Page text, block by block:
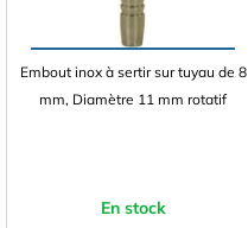
Embout inox à sertir sur tuyau de 8
mm, Diamètre 11 mm rotatif
En stock